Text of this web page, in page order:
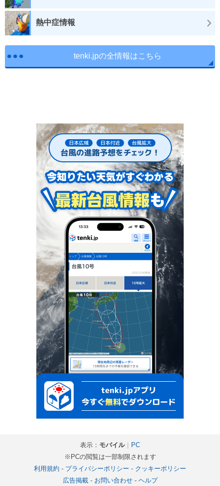
熱中症情報
tenki.jpの全情報はこちら
表示： モバイル｜ PC
※PCの閲覧は一部制限されます
利用規約 - プライバシーポリシー - クッキーポリシー
広告掲載- お問い合わせ- ヘルプ